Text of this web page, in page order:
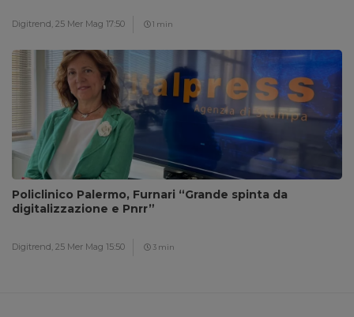
Digitrend, 25 Mer Mag 17:50 1 min
Policlinico Palermo, Furnari “Grande spinta da
digitalizzazione e Pnrr”
Digitrend, 25 Mer Mag 15:50 3 min